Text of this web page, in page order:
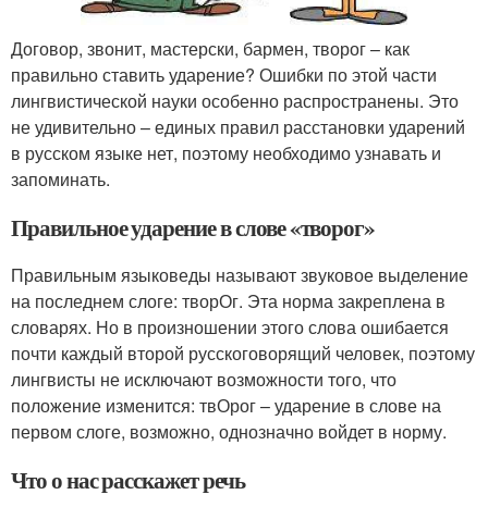
Договор, звонит, мастерски, бармен, творог – как
правильно ставить ударение? Ошибки по этой части
лингвистической науки особенно распространены. Это
не удивительно – единых правил расстановки ударений
в русском языке нет, поэтому необходимо узнавать и
запоминать.
Правильное ударение в слове «творог»
Правильным языковеды называют звуковое выделение
на последнем слоге: творОг. Эта норма закреплена в
словарях. Но в произношении этого слова ошибается
почти каждый второй русскоговорящий человек, поэтому
лингвисты не исключают возможности того, что
положение изменится: твОрог – ударение в слове на
первом слоге, возможно, однозначно войдет в норму.
Что о нас расскажет речь